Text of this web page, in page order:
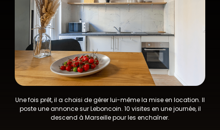
Une fois prêt, il a choisi de gérer lui-même la mise en location. Il
poste une annonce sur Leboncoin. 10 visites en une journée, il
descend à Marseille pour les enchaîner.